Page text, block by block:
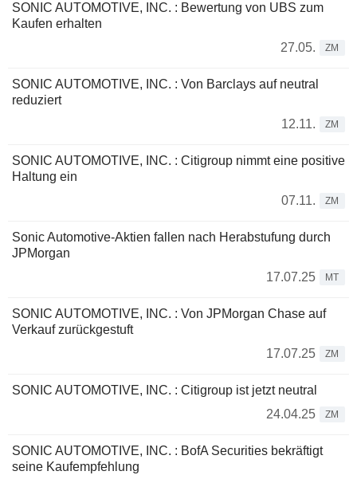
SONIC AUTOMOTIVE, INC. : Bewertung von UBS zum
Kaufen erhalten
27.05.
ZM
SONIC AUTOMOTIVE, INC. : Von Barclays auf neutral
reduziert
12.11.
ZM
SONIC AUTOMOTIVE, INC. : Citigroup nimmt eine positive
Haltung ein
07.11.
ZM
Sonic Automotive-Aktien fallen nach Herabstufung durch
JPMorgan
17.07.25
MT
SONIC AUTOMOTIVE, INC. : Von JPMorgan Chase auf
Verkauf zurückgestuft
17.07.25
ZM
SONIC AUTOMOTIVE, INC. : Citigroup ist jetzt neutral
24.04.25
ZM
SONIC AUTOMOTIVE, INC. : BofA Securities bekräftigt
seine Kaufempfehlung